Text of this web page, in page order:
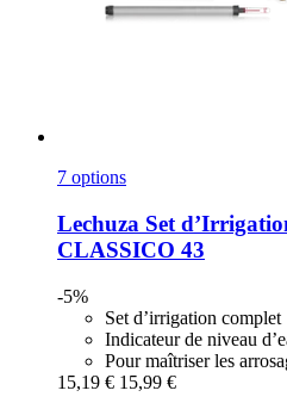
7 options
Lechuza Set
CLASSICO 43
-5%
Set d’irrigation complet
Indicateur de niveau
Pour maîtriser les
15,19 € 15,99 €